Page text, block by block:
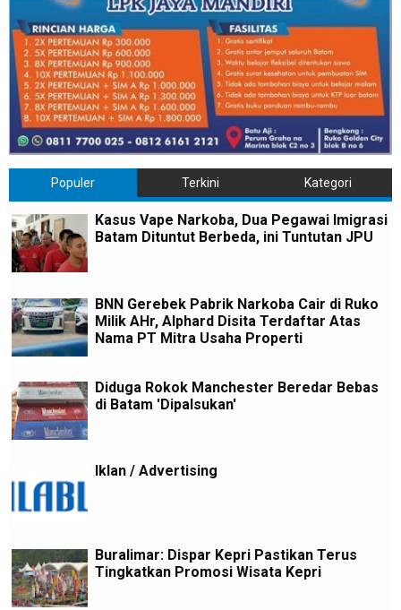
Populer Terkini Kategori
Kasus Vape Narkoba, Dua Pegawai Imigrasi
Batam Dituntut Berbeda, ini Tuntutan JPU
BNN Gerebek Pabrik Narkoba Cair di Ruko
Milik AHr, Alphard Disita Terdaftar Atas
Nama PT Mitra Usaha Properti
Diduga Rokok Manchester Beredar Bebas
di Batam 'Dipalsukan'
Iklan / Advertising
Buralimar: Dispar Kepri Pastikan Terus
Tingkatkan Promosi Wisata Kepri